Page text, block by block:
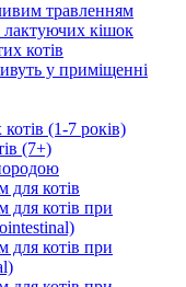
травленням
лактуючих кішок
котів
у приміщенні
(1-7 років)
(7+)
для котів
для котів при
для котів при